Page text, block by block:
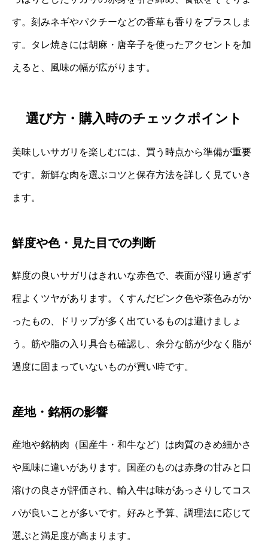
す。刻みネギやパクチーなどの香草も香りをプラスしま
す。タレ焼きには胡麻・唐辛子を使ったアクセントを加
えると、風味の幅が広がります。
選び方・購入時のチェックポイント
美味しいサガリを楽しむには、買う時点から準備が重要
です。新鮮な肉を選ぶコツと保存方法を詳しく見ていき
ます。
鮮度や色・見た目での判断
鮮度の良いサガリはきれいな赤色で、表面が湿り過ぎず
程よくツヤがあります。くすんだピンク色や茶色みがか
ったもの、ドリップが多く出ているものは避けましょ
う。筋や脂の入り具合も確認し、余分な筋が少なく脂が
過度に固まっていないものが買い時です。
産地・銘柄の影響
産地や銘柄肉（国産牛・和牛など）は肉質のきめ細かさ
や風味に違いがあります。国産のものは赤身の甘みと口
溶けの良さが評価され、輸入牛は味があっさりしてコス
パが良いことが多いです。好みと予算、調理法に応じて
選ぶと満足度が高まります。